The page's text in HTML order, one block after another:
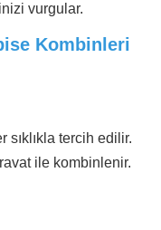
vurgular.
Kombinleri
sıklıkla tercih edilir.
ile kombinlenir.